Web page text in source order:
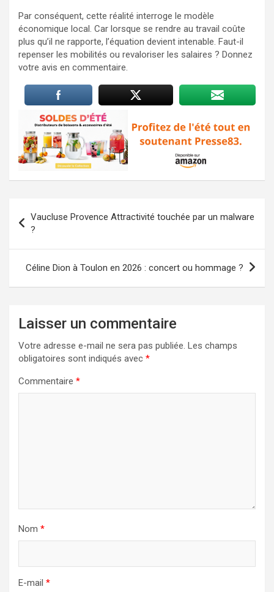
Par conséquent, cette réalité interroge le modèle
économique local. Car lorsque se rendre au travail coûte
plus qu’il ne rapporte, l’équation devient intenable. Faut-il
repenser les mobilités ou revaloriser les salaires ? Donnez
votre avis en commentaire.
de
l’article
Vaucluse Provence Attractivité touchée par un malware
?
Céline Dion à Toulon en 2026 : concert ou hommage ?
Laisser un commentaire
Votre adresse e-mail ne sera pas publiée. Les champs
obligatoires sont indiqués avec *
Commentaire *
Nom *
E-mail *